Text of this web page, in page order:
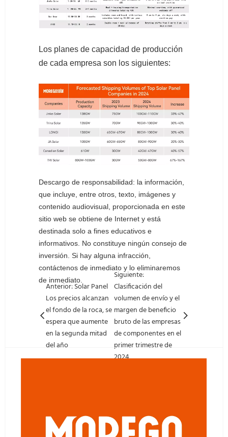
Los planes de capacidad de producción
de cada empresa son los siguientes:
Descargo de responsabilidad: la información,
que incluye, entre otros, texto, imágenes y
contenido audiovisual, proporcionada en este
sitio web se obtiene de Internet y está
destinada solo a fines educativos e
informativos. No constituye ningún consejo de
inversión. Si hay alguna infracción,
contáctenos de inmediato y lo eliminaremos
de inmediato.
Anterior: Solar Panel
Los precios alcanzan
el fondo de la roca, se
espera que aumente
en la segunda mitad
del año
Siguiente:
Clasificación del
volumen de envío y el
margen de beneficio
bruto de las empresas
de componentes en el
primer trimestre de
2024